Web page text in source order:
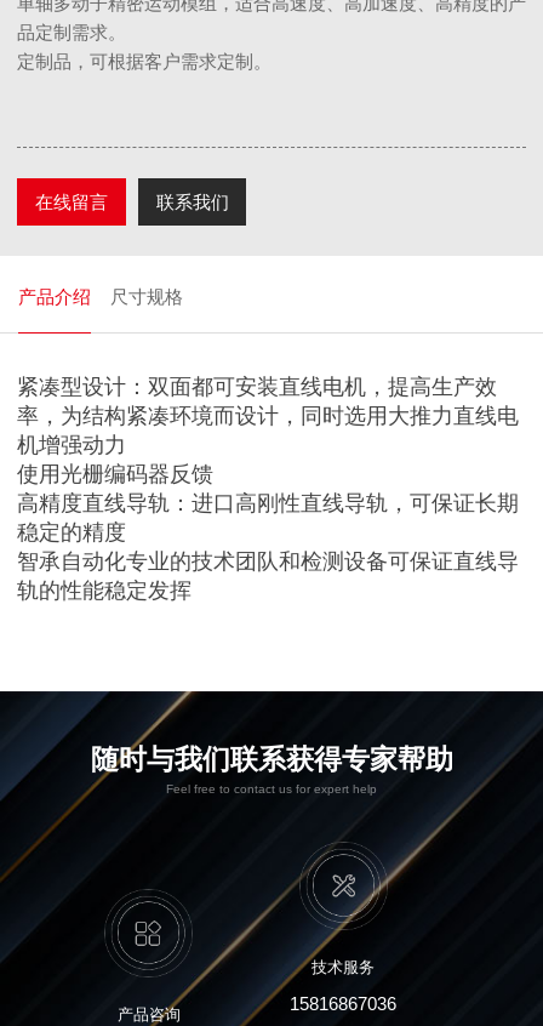
品定制需求。
定制品，可根据客户需求定制。
在线留言 联系我们
产品介绍 尺寸规格
紧凑型设计：双面都可安装直线电机，提高生产效
率，为结构紧凑环境而设计，同时选用大推力直线电
机增强动力
使用光栅编码器反馈
高精度直线导轨：进口高刚性直线导轨，可保证长期
稳定的精度
智承自动化专业的技术团队和检测设备可保证直线导
轨的性能稳定发挥
随时与我们联系获得专家帮助
Feel free to contact us for expert help
产品咨询
技术服务
15816867036